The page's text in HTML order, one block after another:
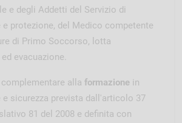
e degli Addetti del Servizio di
e protezione, del Medico competente
di Primo Soccorso, lotta
evacuazione.
alla formazione in
sicurezza prevista dall'articolo 37
81 del 2008 e definita con